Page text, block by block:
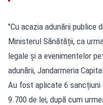
"Cu acazia adunării publice
Ministerul Sănătății, ca
legale și a evenimentelor
adunării, Jandarmeria
Au fost aplicate 6 sancțiuni
9.700 de lei, după cum